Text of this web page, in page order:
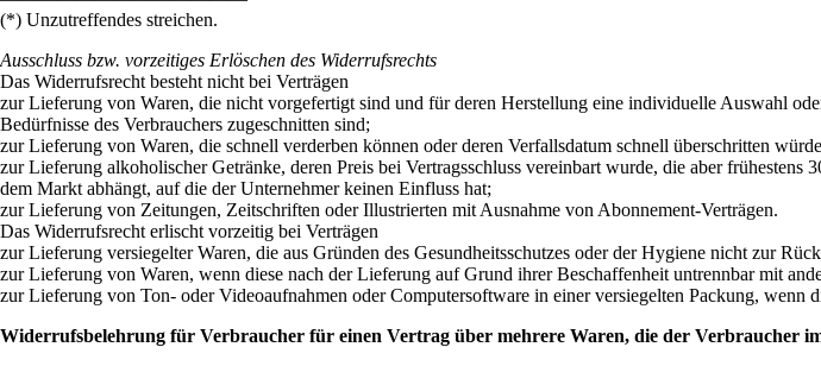
(*) Unzutreffendes streichen.
Ausschluss bzw. vorzeitiges Erlöschen des Widerrufsrechts
Das Widerrufsrecht besteht nicht bei Verträgen
zur Lieferung von Waren, die nicht vorgefertigt sind und für deren Herstellung eine individuelle Auswahl
Bedürfnisse des Verbrauchers zugeschnitten sind;
zur Lieferung von Waren, die schnell verderben können oder deren Verfallsdatum schnell überschritten
zur Lieferung alkoholischer Getränke, deren Preis bei Vertragsschluss vereinbart wurde, die aber
dem Markt abhängt, auf die der Unternehmer keinen Einfluss hat;
zur Lieferung von Zeitungen, Zeitschriften oder Illustrierten mit Ausnahme von Abonnement-Verträgen.
Das Widerrufsrecht erlischt vorzeitig bei Verträgen
zur Lieferung versiegelter Waren, die aus Gründen des Gesundheitsschutzes oder der Hygiene nicht zur
zur Lieferung von Waren, wenn diese nach der Lieferung auf Grund ihrer Beschaffenheit untrennbar mit
zur Lieferung von Ton- oder Videoaufnahmen oder Computersoftware in einer versiegelten Packung, wenn
Widerrufsbelehrung für Verbraucher für einen Vertrag über mehrere Waren, die der Verbraucher